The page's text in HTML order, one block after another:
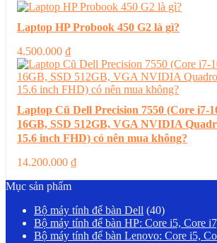
Laptop HP Probook 450 G2 là gì?
4.500.000 ₫
Laptop Cũ Dell Precision 7550 (Core i7-
16GB, SSD 512GB, VGA NVIDIA
15.6 inch FHD) có nên mua không?
14.200.000 ₫
Mục sản phẩm
Bộ máy tính để bàn Dell (40)
Bộ máy tính để bàn HP: Core i5, Core
Bộ máy tính để bàn Lenovo: Core i5,